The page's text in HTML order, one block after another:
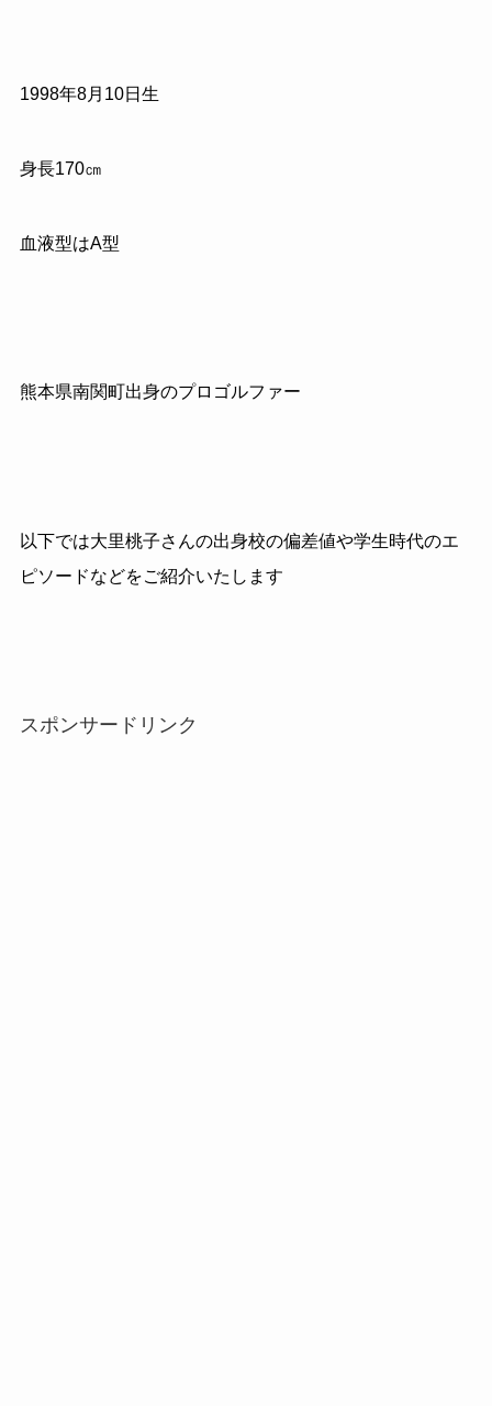
1998年8月10日生
身長170㎝
血液型はA型
熊本県南関町出身のプロゴルファー
以下では大里桃子さんの出身校の偏差値や学生時代のエ
ピソードなどをご紹介いたします
スポンサードリンク